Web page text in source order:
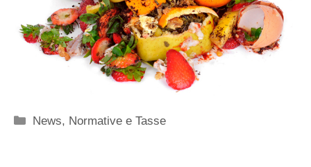
Categorie
News, Normative e Tasse